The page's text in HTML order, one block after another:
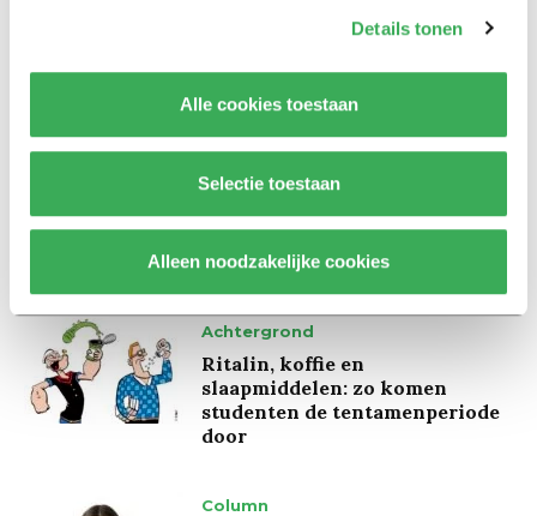
Details tonen
Alle cookies toestaan
Selectie toestaan
Alleen noodzakelijke cookies
Marion Koopmans over online
bedreigingen en desinformatie:
Achtergrond
Kinderen spelen de Zero
Hunger Game: ‘Ik schrok, we
kregen er een paar miljoen
inwoners bij’
Achtergrond
Ritalin, koffie en
slaapmiddelen: zo komen
studenten de tentamenperiode
door
Column